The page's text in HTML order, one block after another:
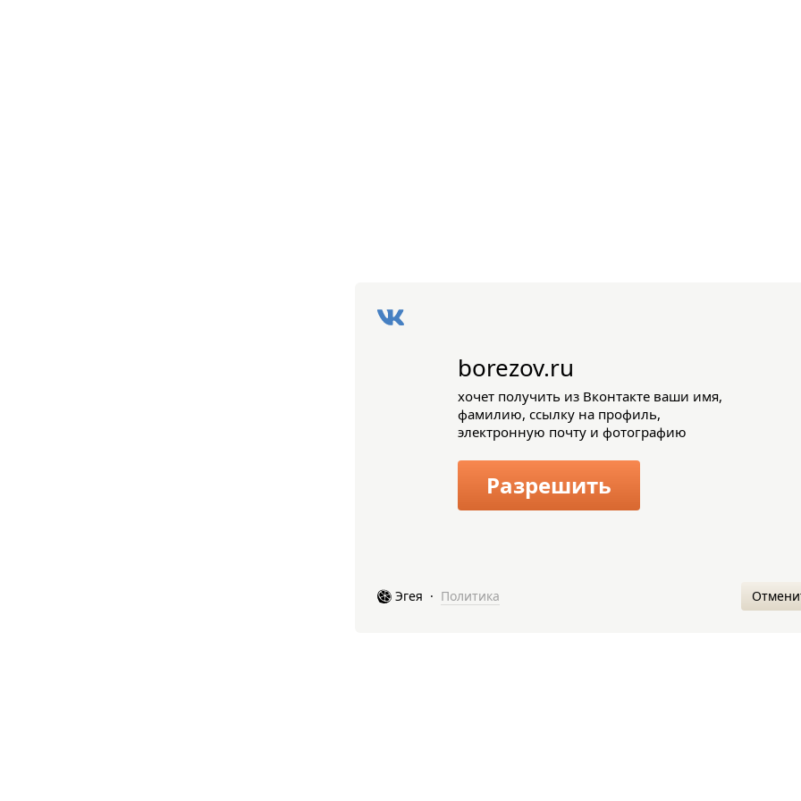
borezov.ru
хочет получить из Вконтакте ваши имя,
фамилию, ссылку на профиль,
электронную почту и фотографию
Разрешить
Эгея · Политика